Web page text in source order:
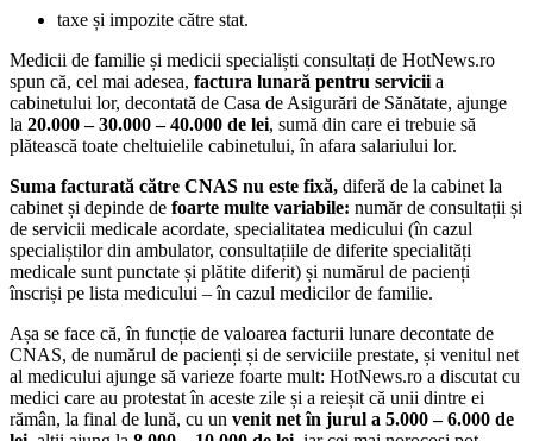
taxe și impozite către stat.
Medicii de familie și medicii specialiști consultați de HotNews.ro
spun că, cel mai adesea, factura lunară pentru servicii a
cabinetului lor, decontată de Casa de Asigurări de Sănătate, ajunge
la 20.000 – 30.000 – 40.000 de lei, sumă din care ei trebuie să
plătească toate cheltuielile cabinetului, în afara salariului lor.
Suma facturată către CNAS nu este fixă, diferă de la cabinet la
cabinet și depinde de foarte multe variabile: număr de consultații și
de servicii medicale acordate, specialitatea medicului (în cazul
specialiștilor din ambulator, consultațiile de diferite specialități
medicale sunt punctate și plătite diferit) și numărul de pacienți
înscriși pe lista medicului – în cazul medicilor de familie.
Așa se face că, în funcție de valoarea facturii lunare decontate de
CNAS, de numărul de pacienți și de serviciile prestate, și venitul net
al medicului ajunge să varieze foarte mult: HotNews.ro a discutat cu
medici care au protestat în aceste zile și a reieșit că unii dintre ei
rămân, la final de lună, cu un venit net în jurul a 5.000 – 6.000 de